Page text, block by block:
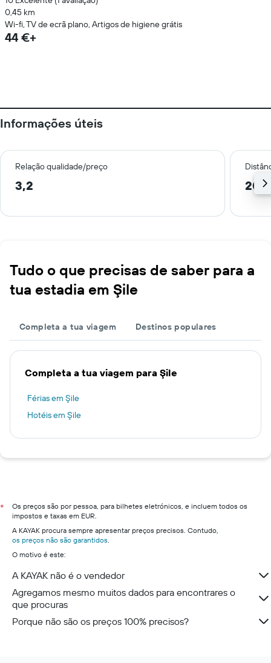
0,45 km
Wi-fi, TV de ecrã plano, Artigos de higiene grátis
44 €+
Informações úteis
Relação qualidade/preço
3,2
Tudo o que precisas de saber para a
tua estadia em Şile
Completa a tua viagem Destinos populares
Completa a tua viagem para Şile
Férias em Şile
Hotéis em Şile
*
Os preços são por pessoa, para bilhetes eletrónicos, e incluem todos os
impostos e taxas em EUR.
A KAYAK procura sempre apresentar preços precisos. Contudo,
os preços não são garantidos.
O motivo é este:
A KAYAK não é o vendedor
Agregamos mesmo muitos dados para encontrares o
que procuras
Porque não são os preços 100% precisos?